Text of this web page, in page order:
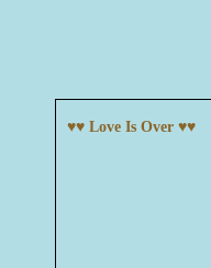
♥♥ Love Is Over ♥♥